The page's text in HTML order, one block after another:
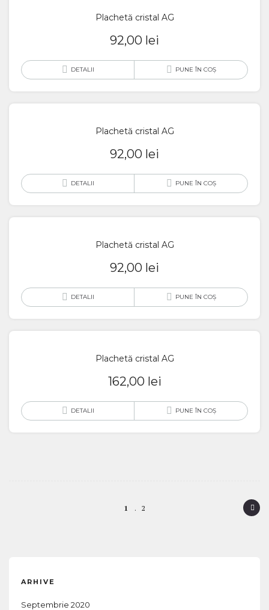
Plachetă cristal AG
92,00 lei
DETALII PUNE ÎN COȘ
Plachetă cristal AG
92,00 lei
DETALII PUNE ÎN COȘ
Plachetă cristal AG
92,00 lei
DETALII PUNE ÎN COȘ
Plachetă cristal AG
162,00 lei
DETALII PUNE ÎN COȘ
1 2
ARHIVE
Septembrie 2020